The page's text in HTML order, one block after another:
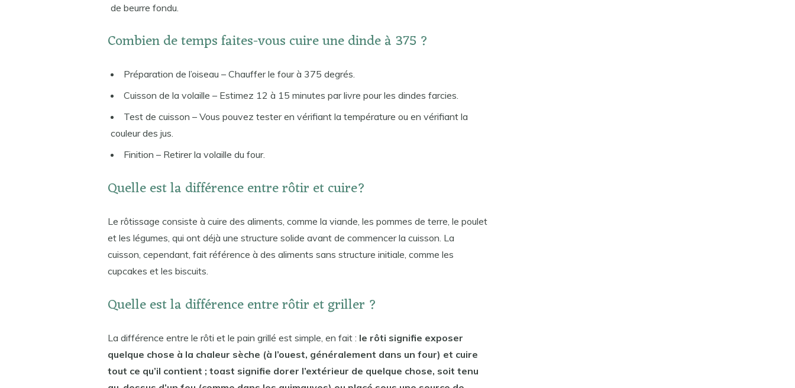
de beurre fondu.
Combien de temps faites-vous cuire une dinde à 375 ?
Préparation de l’oiseau – Chauffer le four à 375 degrés.
Cuisson de la volaille – Estimez 12 à 15 minutes par livre pour les dindes farcies.
Test de cuisson – Vous pouvez tester en vérifiant la température ou en vérifiant la
couleur des jus.
Finition – Retirer la volaille du four.
Quelle est la différence entre rôtir et cuire?
Le rôtissage consiste à cuire des aliments, comme la viande, les pommes de terre, le poulet
et les légumes, qui ont déjà une structure solide avant de commencer la cuisson. La
cuisson, cependant, fait référence à des aliments sans structure initiale, comme les
cupcakes et les biscuits.
Quelle est la différence entre rôtir et griller ?
La différence entre le rôti et le pain grillé est simple, en fait : le rôti signifie exposer
quelque chose à la chaleur sèche (à l’ouest, généralement dans un four) et cuire
tout ce qu’il contient ; toast signifie dorer l’extérieur de quelque chose, soit tenu